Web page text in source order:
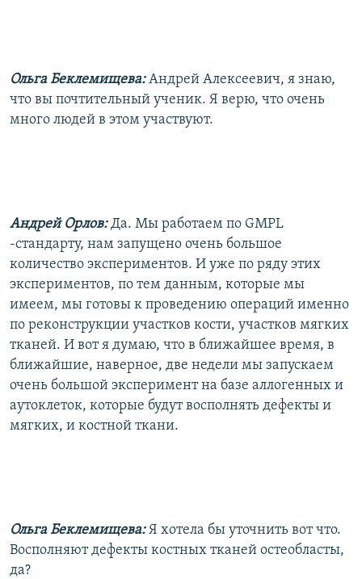
Ольга Беклемищева:Андрей Алексеевич, я знаю,
что вы почтительный ученик. Я верю, что очень
много людей в этом участвуют.
Андрей Орлов:Да. Мы работаем по GMPL
-стандарту, нам запущено очень большое
количество экспериментов. И уже по ряду этих
экспериментов, по тем данным, которые мы
имеем, мы готовы к проведению операций именно
по реконструкции участков кости, участков мягких
тканей. И вот я думаю, что в ближайшее время, в
ближайшие, наверное, две недели мы запускаем
очень большой эксперимент на базе аллогенных и
аутоклеток, которые будут восполнять дефекты и
мягких, и костной ткани.
Ольга Беклемищева:Я хотела бы уточнить вот что.
Восполняют дефекты костных тканей остеобласты,
да?